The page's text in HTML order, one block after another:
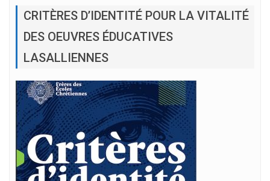
CRITÈRES D’IDENTITÉ POUR LA VITALITÉ
DES OEUVRES ÉDUCATIVES
LASALLIENNES